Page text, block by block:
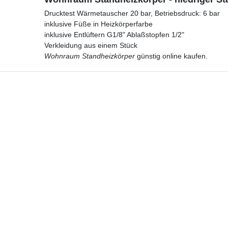
Drucktest Wärmetauscher 20 bar, Betriebsdruck: 6 bar
inklusive Füße in Heizkörperfarbe
inklusive Entlüftern G1/8" Ablaßstopfen 1/2"
Verkleidung aus einem Stück
Wohnraum Standheizkörper günstig online kaufen.